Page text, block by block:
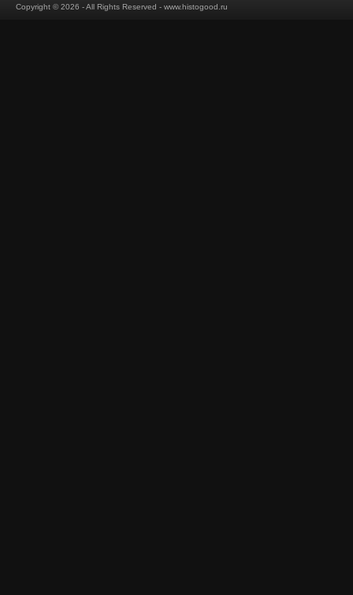
Copyright © 2026 - All Rights Reserved - www.histogood.ru